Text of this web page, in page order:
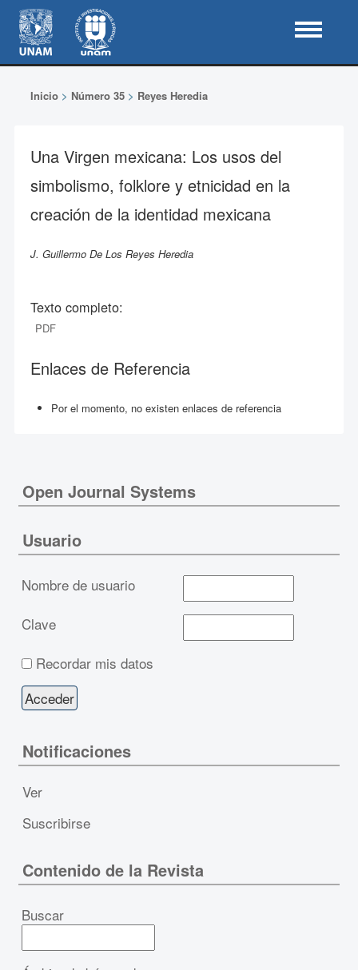
Inicio> Número 35> Reyes Heredia
Una Virgen mexicana: Los usos del
simbolismo, folklore y etnicidad en la
creación de la identidad mexicana
J. Guillermo De Los Reyes Heredia
Texto completo:
PDF
Enlaces de Referencia
Por el momento, no existen enlaces de referencia
Open Journal Systems
Usuario
Nombre de usuario
Clave
Recordar mis datos
Notificaciones
Ver
Suscribirse
Contenido de la Revista
Buscar